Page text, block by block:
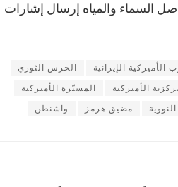
السماء والمياه إرسال إشارات
الأميركية الإيرانية الحرس الثوري
الأميركية المسيّرة الأميركية
مضيق هرمز واشنطن